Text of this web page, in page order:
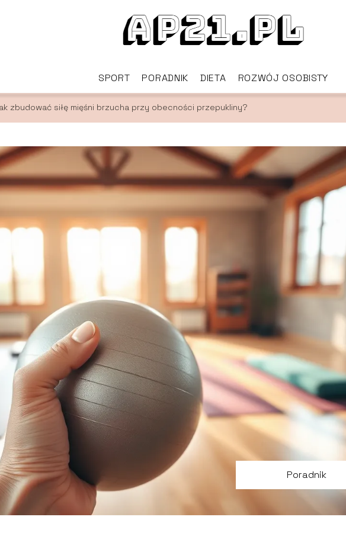
SPORT PORADNIK DIETA ROZWÓJ OSOBISTY
zbudować siłę mięśni brzucha przy obecności przepukliny?
Poradnik